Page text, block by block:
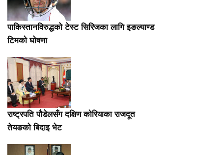
पाकिस्तानविरुद्धको टेस्ट सिरिजका लागि इङल्याण्ड
टिमको घोषणा
राष्ट्रपति पौडेलसँग दक्षिण कोरियाका राजदूत
तेयङको बिदाइ भेट